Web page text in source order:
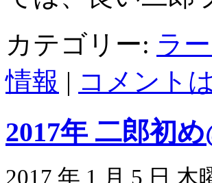
カテゴリー: ラ
情報 | コメント
2017年 二郎初
2017 年 1 月 5 日 木